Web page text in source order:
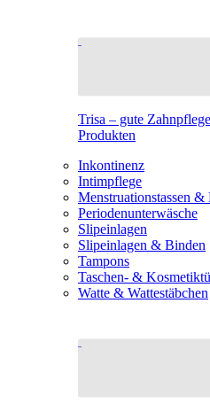
Trisa – gute
Produkten
Inkontinenz
Intimpflege
Menstruationstassen &
Periodenunterwäsche
Slipeinlagen
Slipeinlagen & Binden
Tampons
Taschen- &
Watte & Wattestäbchen